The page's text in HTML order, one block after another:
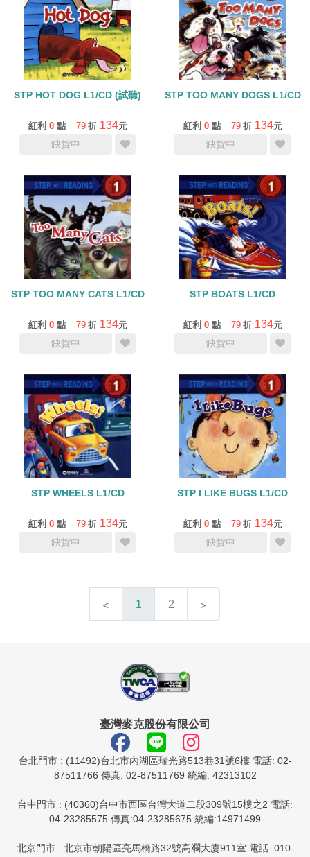
STP HOT DOG L1/CD (試聽)
紅利 0 點 79 折 134元
缺貨中
STP TOO MANY DOGS L1/CD
紅利 0 點 79 折 134元
缺貨中
STP TOO MANY CATS L1/CD
紅利 0 點 79 折 134元
缺貨中
STP BOATS L1/CD
紅利 0 點 79 折 134元
缺貨中
STP WHEELS L1/CD
紅利 0 點 79 折 134元
缺貨中
STP I LIKE BUGS L1/CD
紅利 0 點 79 折 134元
缺貨中
1 2
臺灣麥克股份有限公司
台北門市 : (11492)台北市內湖區瑞光路513巷31號6樓 電話: 02-
87511766 傳真: 02-87511769 統編: 42313102
台中門市 : (40360)台中市西區台灣大道二段309號15樓之2 電話:
04-23285575 傳真:04-23285675 統編:14971499
北京門市 : 北京市朝陽區亮馬橋路32號高斕大廈911室 電話: 010-